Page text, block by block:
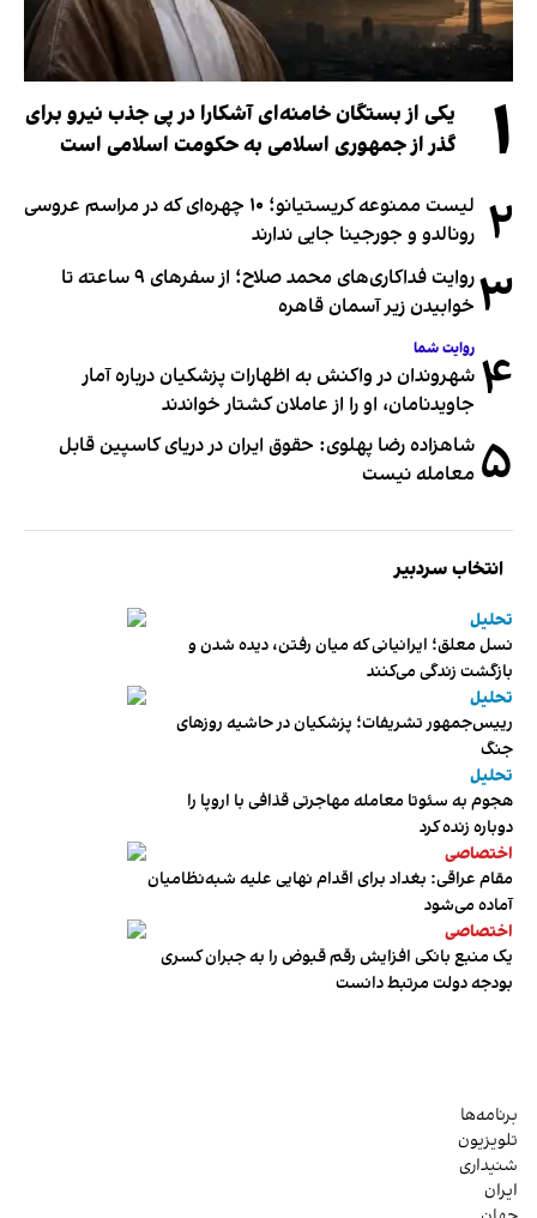
۱
یکی از بستگان خامنه‌ای آشکارا در پی جذب نیرو برای
گذر از جمهوری اسلامی به حکومت اسلامی است
۲
لیست ممنوعه کریستیانو؛ ۱۰ چهره‌ای که در مراسم عروسی
رونالدو و جورجینا جایی ندارند
۳
روایت فداکاری‌های محمد صلاح؛ از سفرهای ۹ ساعته تا
خوابیدن زیر آسمان قاهره
۴ روایت شما
شهروندان در واکنش به اظهارات پزشکیان درباره آمار
جاویدنامان، او را از عاملان کشتار خواندند
۵ شاهزاده رضا پهلوی: حقوق ایران در دریای کاسپین قابل
معامله نیست
انتخاب سردبیر
تحلیل
نسل معلق؛ ایرانیانی که میان رفتن، دیده شدن و
بازگشت زندگی می‌کنند
تحلیل
رییس‌جمهور تشریفات؛ پزشکیان در حاشیه روزهای
جنگ
تحلیل
هجوم به سئوتا معامله مهاجرتی قذافی با اروپا را
دوباره زنده کرد
اختصاصی
مقام عراقی: بغداد برای اقدام نهایی علیه شبه‌نظامیان
آماده می‌شود
اختصاصی
یک منبع بانکی افزایش رقم قبوض را به جبران کسری
بودجه دولت مرتبط دانست
برنامه‌ها
تلویزیون
شنیداری
ایران